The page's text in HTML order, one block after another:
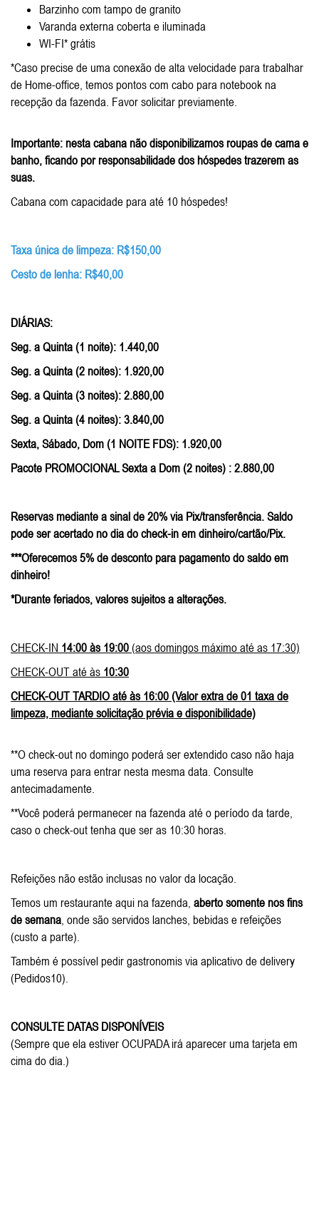
Barzinho com tampo de granito
Varanda externa coberta e iluminada
WI-FI* grátis
*Caso precise de uma conexão de alta velocidade para trabalhar
de Home-office, temos pontos com cabo para notebook na
recepção da fazenda. Favor solicitar previamente.
Importante: nesta cabana não disponibilizamos roupas de cama e
banho, ficando por responsabilidade dos hóspedes trazerem as
suas.
Cabana com capacidade para até 10 hóspedes!
Taxa única de limpeza: R$150,00
Cesto de lenha: R$40,00
DIÁRIAS:
Seg. a Quinta (1 noite): 1.440,00
Seg. a Quinta (2 noites): 1.920,00
Seg. a Quinta (3 noites): 2.880,00
Seg. a Quinta (4 noites): 3.840,00
Sexta, Sábado, Dom (1 NOITE FDS): 1.920,00
Pacote PROMOCIONAL Sexta a Dom (2 noites) : 2.880,00
Reservas mediante a sinal de 20% via Pix/transferência. Saldo
pode ser acertado no dia do check-in em dinheiro/cartão/Pix.
***Oferecemos 5% de desconto para pagamento do saldo em
dinheiro!
*Durante feriados, valores sujeitos a alterações.
CHECK-IN 14:00 às 19:00 (aos domingos máximo até as 17:30)
CHECK-OUT até às 10:30
CHECK-OUT TARDIO até às 16:00 (Valor extra de 01 taxa de
limpeza, mediante solicitação prévia e disponibilidade)
**O check-out no domingo poderá ser extendido caso não haja
uma reserva para entrar nesta mesma data. Consulte
antecimadamente.
**Você poderá permanecer na fazenda até o período da tarde,
caso o check-out tenha que ser as 10:30 horas.
Refeições não estão inclusas no valor da locação.
Temos um restaurante aqui na fazenda, aberto somente nos fins
de semana , onde são servidos lanches, bebidas e refeições
(custo a parte).
Também é possível pedir gastronomis via aplicativo de delivery
(Pedidos10).
CONSULTE DATAS DISPONÍVEIS
(Sempre que ela estiver OCUPADA irá aparecer uma tarjeta em
cima do dia.)